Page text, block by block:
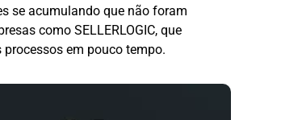
se acumulando que não foram
como SELLERLOGIC, que
processos em pouco tempo.